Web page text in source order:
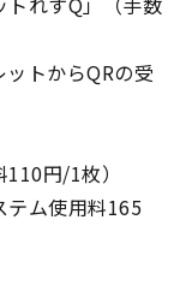
トからQRの受
円/1枚）
ム使用料165